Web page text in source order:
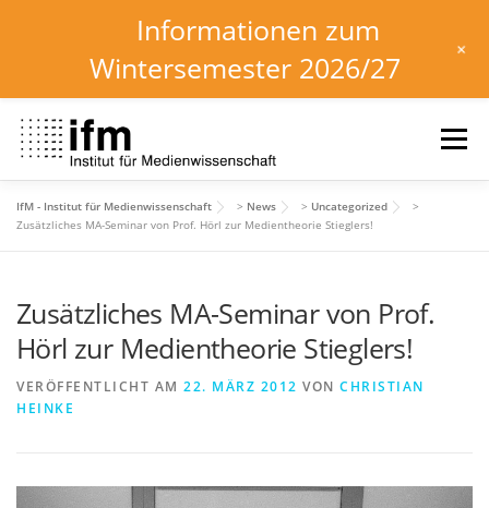
Inhalt
springen
Menü
HOME NEWS KALENDER STUDIUM
INSTITUT FORSCHUNG DOWNLOADS
IfM - Institut für Medienwissenschaft > News > Uncategorized
>
Zusätzliches MA-Seminar von Prof. Hörl zur Medientheorie Stieglers!
Zusätzliches MA-Seminar von Prof.
Hörl zur Medientheorie Stieglers!
VERÖFFENTLICHT AM 22. MÄRZ 2012 VON CHRISTIAN
HEINKE
Informationen zum
Wintersemester 2026/27
+